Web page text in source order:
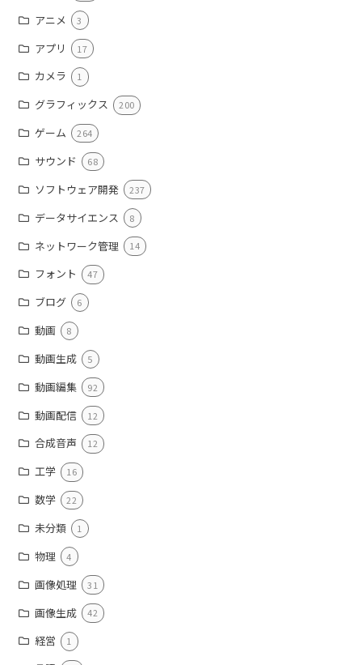
アニメ 3
アプリ 17
カメラ 1
グラフィックス 200
ゲーム 264
サウンド 68
ソフトウェア開発 237
データサイエンス 8
ネットワーク管理 14
フォント 47
ブログ 6
動画 8
動画生成 5
動画編集 92
動画配信 12
合成音声 12
工学 16
数学 22
未分類 1
物理 4
画像処理 31
画像生成 42
経営 1